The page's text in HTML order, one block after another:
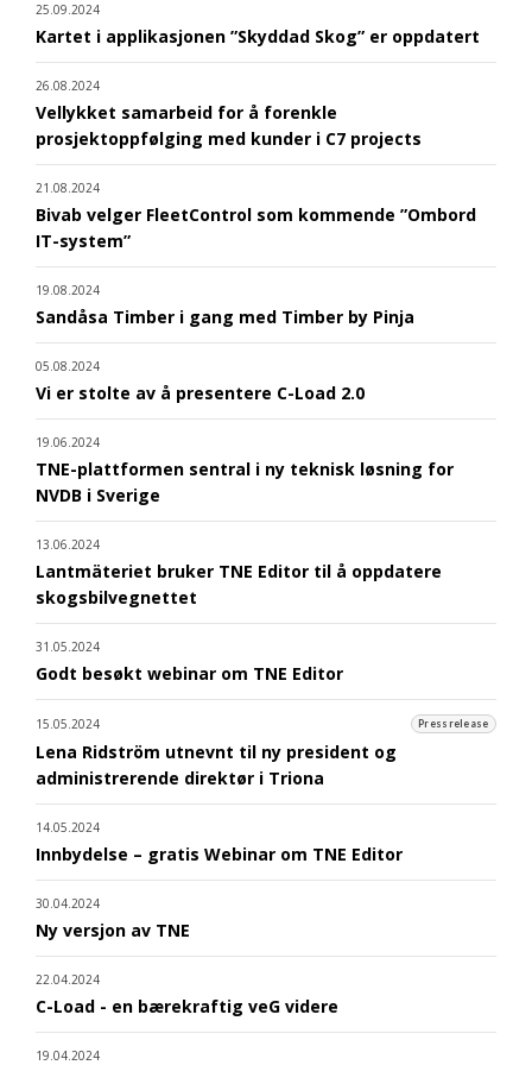
25.09.2024
Kartet i applikasjonen ”Skyddad Skog” er oppdatert
26.08.2024
Vellykket samarbeid for å forenkle
prosjektoppfølging med kunder i C7 projects
21.08.2024
Bivab velger FleetControl som kommende ”Ombord
IT-system”
19.08.2024
Sandåsa Timber i gang med Timber by Pinja
05.08.2024
Vi er stolte av å presentere C-Load 2.0
19.06.2024
TNE-plattformen sentral i ny teknisk løsning for
NVDB i Sverige
13.06.2024
Lantmäteriet bruker TNE Editor til å oppdatere
skogsbilvegnettet
31.05.2024
Godt besøkt webinar om TNE Editor
15.05.2024 Pressrelease
Lena Ridström utnevnt til ny president og
administrerende direktør i Triona
14.05.2024
Innbydelse – gratis Webinar om TNE Editor
30.04.2024
Ny versjon av TNE
22.04.2024
C-Load - en bærekraftig veG videre
19.04.2024